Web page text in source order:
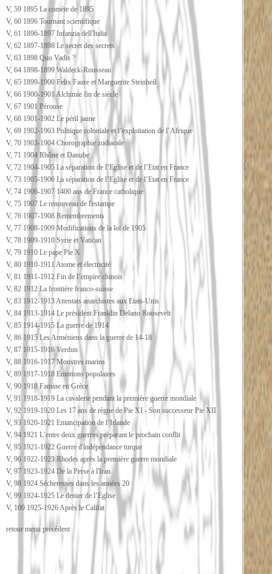
V, 59 1895 La comète de 1895
V, 60 1896 Tournant scientifique
V, 61 1896-1897 Infanzia dell'Italia
V, 62 1897-1898 Le secret des secrets
V, 63 1898 Quo Vadis ?
V, 64 1898-1899 Waldeck-Rousseau
V, 65 1899-1900 Felix Faure et Marguerite Steinheil
V, 66 1900-1901 Alchimie fin de siècle
V, 67 1901 Pérouse
V, 68 1901-1902 Le péril jaune
V, 69 1902-1903 Politique coloniale et l’exploitation de l’Afrique
V, 70 1903-1904 Chorographie zodiacale
V, 71 1904 Rhône et Danube
V, 72 1904-1905 La séparation de l’Eglise et de l’Etat en France
V, 73 1905-1906 La séparation de l’Eglise et de l’Etat en France
V, 74 1906-1907 1400 ans de France catholique
V, 75 1907 Le renouveau de l'estampe
V, 76 1907-1908 Remembrements
V, 77 1908-1909 Modifications de la loi de 1905
V, 78 1909-1910 Syrie et Vatican
V, 79 1910 Le pape Pie X
V, 80 1910-1911 Atome et électricité
V, 81 1911-1912 Fin de l’empire chinois
V, 82 1912 La frontière franco-suisse
V, 83 1912-1913 Attentats anarchistes aux Etats-Unis
V, 84 1913-1914 Le président Franklin Delano Roosevelt
V, 85 1914-1915 La guerre de 1914
V, 86 1915 Les Arméniens dans la guerre de 14-18
V, 87 1915-1916 Verdun
V, 88 1916-1917 Monstres marins
V, 89 1917-1918 Emotions populaires
V, 90 1918 Famine en Grèce
V, 91 1918-1919 La cavalerie pendant la première guerre mondiale
V, 92 1919-1920 Les 17 ans de règne de Pie XI - Son successeur Pie XII
V, 93 1920-1921 Emancipation de l’Irlande
V, 94 1921 L’entre deux guerres préparant le prochain conflit
V, 95 1921-1922 Guerre d'indépendance turque
V, 96 1922-1923 Rhodes après la première guerre mondiale
V, 97 1923-1924 De la Perse à l'Iran
V, 98 1924 Sécheresses dans les années 20
V, 99 1924-1925 Le denier de l’Eglise
V, 100 1925-1926 Après le Califat
retour menu précédent